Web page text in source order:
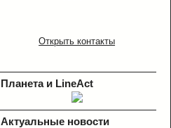
Открыть контакты
Планета и LineAct
Актуальные новости